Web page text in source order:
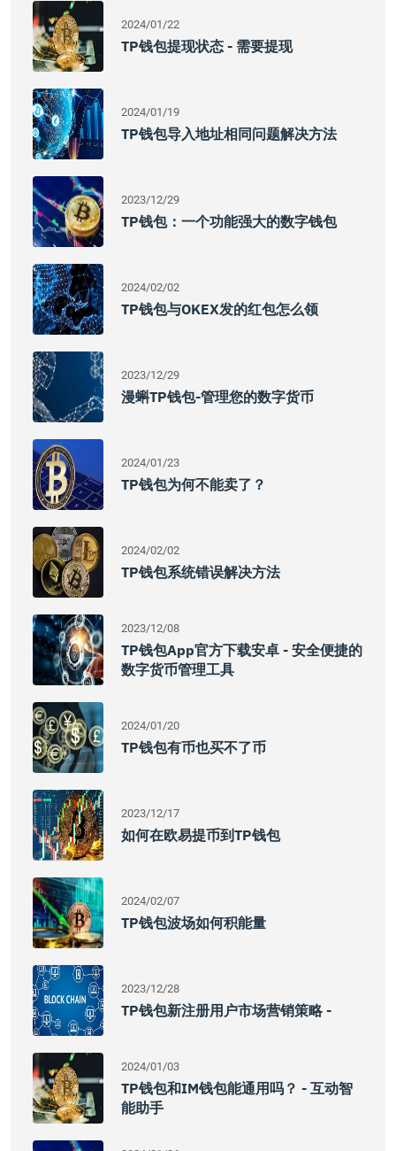
2024/01/22
TP钱包提现状态 - 需要提现
2024/01/19
TP钱包导入地址相同问题解决方法
2023/12/29
TP钱包：一个功能强大的数字钱包
2024/02/02
TP钱包与OKEX发的红包怎么领
2023/12/29
漫蝌TP钱包-管理您的数字货币
2024/01/23
TP钱包为何不能卖了？
2024/02/02
TP钱包系统错误解决方法
2023/12/08
TP钱包App官方下载安卓 - 安全便捷的
数字货币管理工具
2024/01/20
TP钱包有币也买不了币
2023/12/17
如何在欧易提币到TP钱包
2024/02/07
TP钱包波场如何积能量
2023/12/28
TP钱包新注册用户市场营销策略 -
2024/01/03
TP钱包和IM钱包能通用吗？ - 互动智
能助手